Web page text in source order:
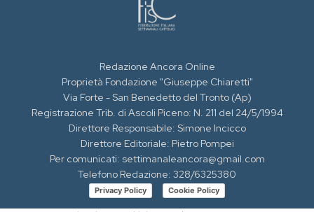
Redazione Ancora Online
Proprietà Fondazione "Giuseppe Chiaretti"
Via Forte - San Benedetto del Tronto (Ap)
Registrazione Trib. di Ascoli Piceno: N. 211 del 24/5/1994
Direttore Responsabile: Simone Incicco
Direttore Editoriale: Pietro Pompei
Per comunicati: settimanaleancora@gmail.com
Telefono Redazione: 328/6325380
Privacy Policy Cookie Policy